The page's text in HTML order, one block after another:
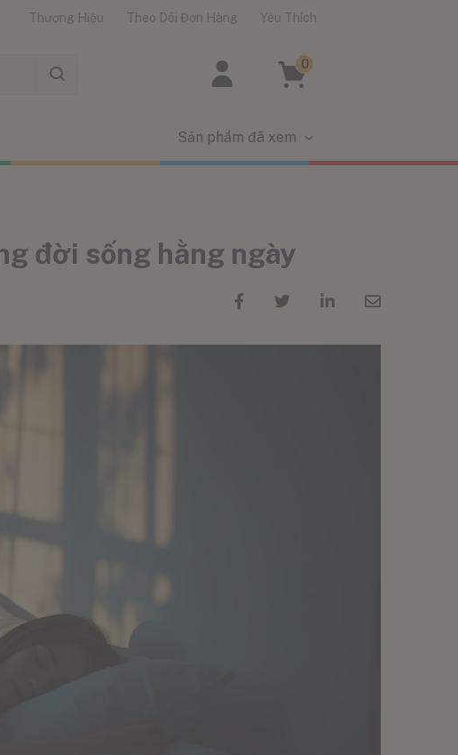
Thương Hiệu Theo Dõi Đơn Hàng Yêu Thích
0
Sản phẩm đã xem
đời sống hằng ngày